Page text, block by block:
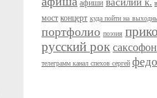
афиши
мост концерт куда пойти на
портфолио поэзия
русский рок саксофон
телеграмм канал спехов сергей